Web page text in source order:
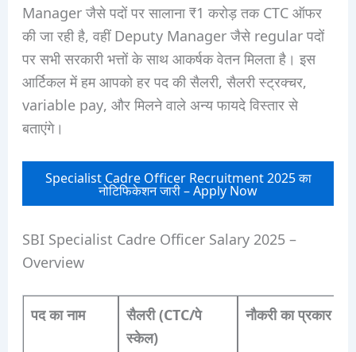
Manager जैसे पदों पर सालाना ₹1 करोड़ तक CTC ऑफर
की जा रही है, वहीं Deputy Manager जैसे regular पदों
पर सभी सरकारी भत्तों के साथ आकर्षक वेतन मिलता है। इस
आर्टिकल में हम आपको हर पद की सैलरी, सैलरी स्ट्रक्चर,
variable pay, और मिलने वाले अन्य फायदे विस्तार से
बताएंगे।
Specialist Cadre Officer Recruitment 2025 का
नोटिफिकेशन जारी – Apply Now
SBI Specialist Cadre Officer Salary 2025 –
Overview
पद का नाम
सैलरी (CTC/पे
स्केल)
नौकरी का प्रकार